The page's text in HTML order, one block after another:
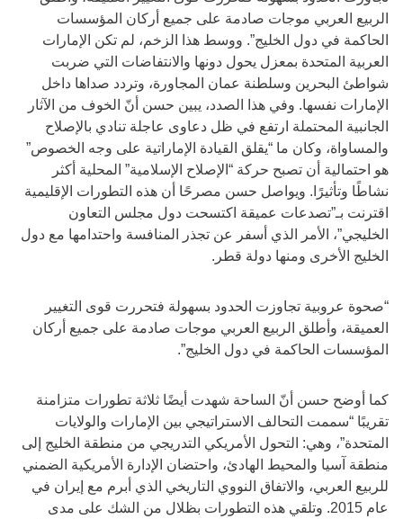
الربيع العربي موجات صادمة على جميع أركان المؤسسات
الحاكمة في دول الخليج”. ووسط هذا الزخم، لم تكن الإمارات
العربية المتحدة بمعزل يحول دونها والانتفاضات التي ضربت
شواطئ البحرين وسلطنة عمان المجاورة، وتردد صداها داخل
الإمارات نفسها. وفي هذا الصدد، يبين حسن أنّ الخوف من الآثار
الجانبية المحتملة ارتفع في ظل دعاوى عاجلة تنادي بالإصلاح
والمساواة، وكان ما “يقلق القيادة الإماراتية على وجه الخصوص”
هو احتمالية أن تصبح حركة “الإصلاح الإسلامية” المحلية أكثر
نشاطًا وتأثيرًا. ويواصل حسن مصرحًا أن هذه التطورات الإقليمية
اقترنت بـ”تصدعات عميقة اكتسحت دول مجلس التعاون
الخليجي”، الأمر الذي أسفر عن تجذر المنافسة واحتدامها مع دول
الخليج الأخرى ومنها دولة قطر.
“صحوة عروبية تجاوزت الحدود بسهولة فتحررت قوى التغيير
العميقة، وأطلق الربيع العربي موجات صادمة على جميع أركان
المؤسسات الحاكمة في دول الخليج”.
كما أوضح حسن أنّ الساحة شهدت أيضًا ثلاثة تطورات متزامنة
تقريبًا “سممت التحالف الاستراتيجي بين الإمارات والولايات
المتحدة”، وهي: التحول الأمريكي التدريجي من منطقة الخليج إلى
منطقة آسيا والمحيط الهادئ، واحتضان الإدارة الأمريكية الضمني
للربيع العربي، والاتفاق النووي التاريخي الذي أبرم مع إيران في
عام 2015. وتلقي هذه التطورات بظلال من الشك على مدى